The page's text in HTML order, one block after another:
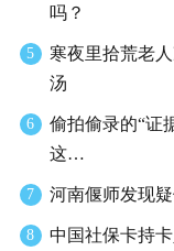
吗？
5
寒夜里拾荒老
汤
6
偷拍偷录的“证
这…
7 河南偃师发现
8
中国社保卡持